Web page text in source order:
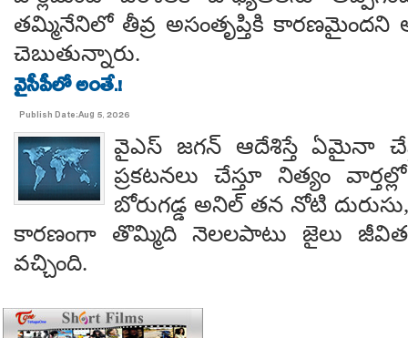
తమ్మినేనిలో తీవ్ర అసంతృప్తికి కారణమైందని
చెబుతున్నారు.
వైసీపీలో అంతే.!
Publish Date:Aug 5, 2026
వైఎస్ జగన్ ఆదేశిస్తే ఏమైనా
ప్రకటనలు చేస్తూ నిత్యం
బోరుగడ్డ అనిల్ తన నోటి
కారణంగా తొమ్మిది నెలలపాటు జైలు
వచ్చింది.